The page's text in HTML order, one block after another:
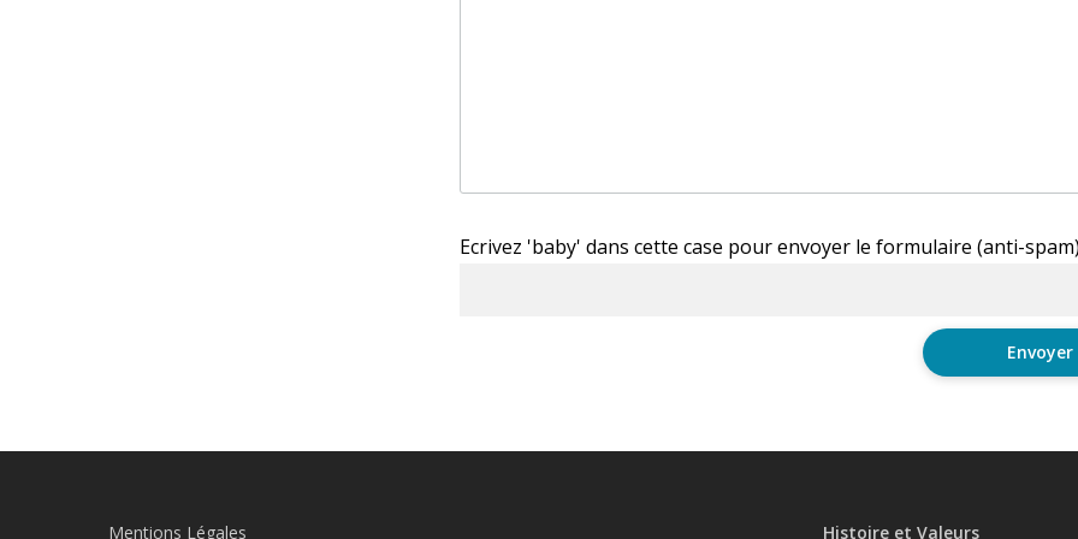
Ecrivez 'baby' dans cette case pour envoyer le formulaire (anti-
Mentions Légales Histoire et Valeurs